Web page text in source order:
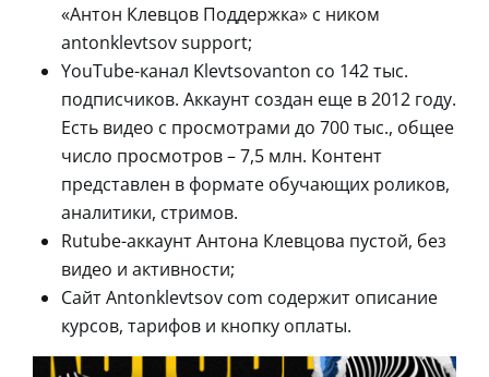
«Антон Клевцов Поддержка» с ником
antonklevtsov support;
YouTube-канал Klevtsovanton со 142 тыс.
подписчиков. Аккаунт создан еще в 2012 году.
Есть видео с просмотрами до 700 тыс., общее
число просмотров – 7,5 млн. Контент
представлен в формате обучающих роликов,
аналитики, стримов.
Rutube-аккаунт Антона Клевцова пустой, без
видео и активности;
Сайт Antonklevtsov com содержит описание
курсов, тарифов и кнопку оплаты.